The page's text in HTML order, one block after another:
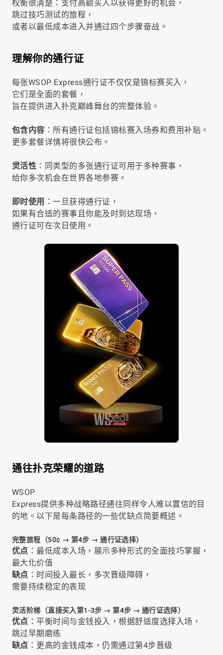
权衡很清楚：支付高额买入以获得更好的机会，
跳过技巧测试的旅程，
或者以最低成本进入并通过四个步骤奋战。
理解你的通行证
每张WSOP Express通行证不仅仅是锦标赛买入，
它们是全面的套餐，
旨在提供进入扑克巅峰舞台的完整体验。
包含内容 ：所有通行证包括锦标赛入场券和费用补贴。
更多套餐详情将很快公布。
灵活性 ：同类型的多张通行证可用于多种赛事，
给你多次机会在世界各地参赛。
即时使用 ：一旦获得通行证，
如果有合适的赛事且你能及时到达现场，
通行证可在次日使用。
通往扑克荣耀的道路
WSOP
Express提供多种战略路径通往同样令人难以置信的目
的地。以下是每条路径的一些优缺点简要概述。
完整旅程（50¢ → 第4步 → 通行证选择）
优点 ：最低成本入场，展示多种形式的全面技巧掌握，
最大化价值
缺点 ：时间投入最长，多次晋级障碍，
需要持续稳定的表现
灵活阶梯（直接买入第1-3步 → 第4步 → 通行证选择）
优点 ：平衡时间与金钱投入，根据舒适度选择入场，
跳过早期磨练
缺点 ：更高的金钱成本，仍需通过第4步晋级